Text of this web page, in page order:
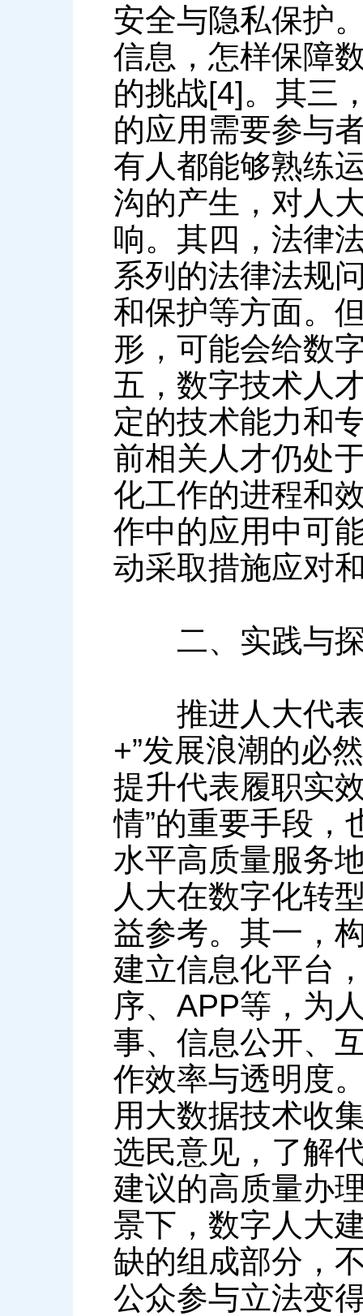
安全与隐私保护
信息，怎样保障
的挑战[4]。其三
的应用需要参与
有人都能够熟练
沟的产生，对人
响。其四，法律
系列的法律法规
和保护等方面。
形，可能会给数
五，数字技术人
定的技术能力和
前相关人才仍处
化工作的进程和
作中的应用中可
动采取措施应对
二、实践与
推进人大代表
+”发展浪潮的必
提升代表履职实
情”的重要手段，
水平高质量服务
人大在数字化转
益参考。其一，
建立信息化平台
序、APP等，为
事、信息公开、
作效率与透明度
用大数据技术收
选民意见，了解
建议的高质量办
景下，数字人大
缺的组成部分，
公众参与立法变